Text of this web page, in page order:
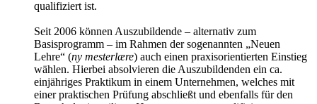
qualifiziert ist.
Seit 2006 können Auszubildende – alternativ zum
Basisprogramm – im Rahmen der sogenannten „Neuen
Lehre“ (ny mesterlære) auch einen praxisorientierten Einstieg
wählen. Hierbei absolvieren die Auszubildenden ein ca.
einjähriges Praktikum in einem Unternehmen, welches mit
einer praktischen Prüfung abschließt und ebenfalls für den